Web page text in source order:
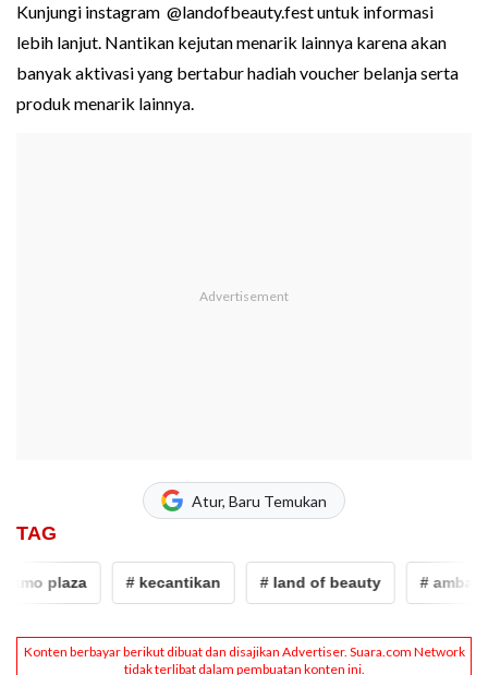
Kunjungi instagram @landofbeauty.fest untuk informasi
lebih lanjut. Nantikan kejutan menarik lainnya karena akan
banyak aktivasi yang bertabur hadiah voucher belanja serta
produk menarik lainnya.
Atur, Baru Temukan
TAG
plaza # kecantikan # land of beauty #